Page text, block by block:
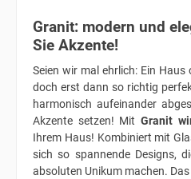
Granit: modern und
Sie Akzente!
Seien wir mal ehrlich: Ein
doch erst dann so richtig
harmonisch aufeinander
Akzente setzen! Mit Granit
Ihrem Haus! Kombiniert mit
sich so spannende Designs,
absoluten Unikum machen.